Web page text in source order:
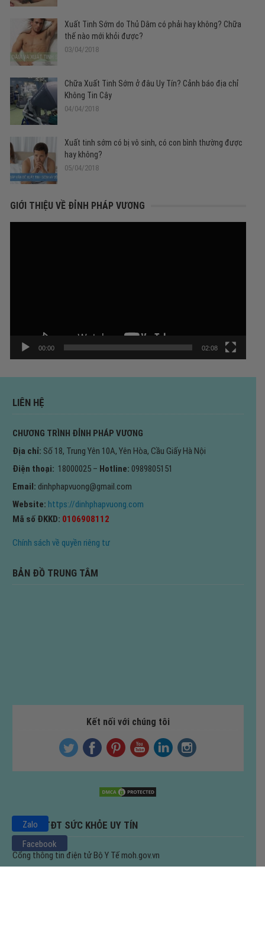
Xuất Tinh Sớm do Thủ Dâm có phải hay không? Chữa
thế nào mới khỏi được?
03/04/2018
Chữa Xuất Tinh Sớm ở đâu Uy Tín? Cảnh báo địa chỉ
Không Tin Cậy
04/04/2018
Xuất tinh sớm có bị vô sinh, có con bình thường được
hay không?
05/04/2018
GIỚI THIỆU VỀ ĐỈNH PHÁP VƯƠNG
00:00 02:08
LIÊN HỆ
CHƯƠNG TRÌNH ĐỈNH PHÁP VƯƠNG
Địa chỉ: Số 18, Trung Yên 10A, Yên Hòa, Cầu Giấy Hà Nội
Điện thoại: 18000025 – Hotline: 0989805151
Email: dinhphapvuong@gmail.com
Website: https://dinhphapvuong.com
Mã số ĐKKD: 0106908112
Chính sách về quyền riêng tư
BẢN ĐỒ TRUNG TÂM
Kết nối với chúng tôi
CỔNG TTĐT SỨC KHỎE UY TÍN
Cổng thông tin điện tử Bộ Y Tế moh.gov.vn
Zalo
Facebook